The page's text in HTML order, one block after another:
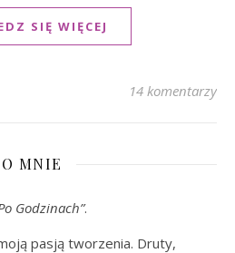
SIĘ WIĘCEJ
14 komentarzy
O MNIE
Godzinach”.
pasją tworzenia. Druty,